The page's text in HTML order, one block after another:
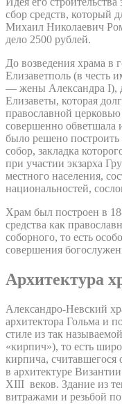
сбор средств, который
Михаил Николаевич
дело 2500 рублей.
До возведения храма в
Елизаветполь (в честь
— жены Александра I),
Елизаветы, которая
православной
совершенно обветшала
было решено построить
собор, закладка
при участии экзарха
местного населения,
национальностей,
Храм был построен в
средства как
соборного, то есть
совершения
Архитектура
Александро-Невский
архитектора Гольма и
стиле из так
«кирпич»), то есть
кирпича,
в архитектуре
XIII веков. Здание из
витражами и резьбой